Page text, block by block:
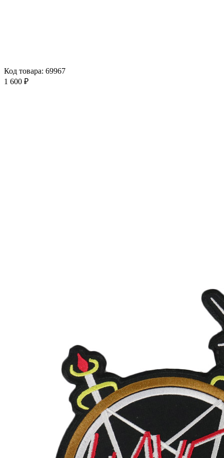
Код товара: 69967
1 600 ₽